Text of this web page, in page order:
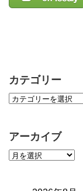
カテゴリー
アーカイブ